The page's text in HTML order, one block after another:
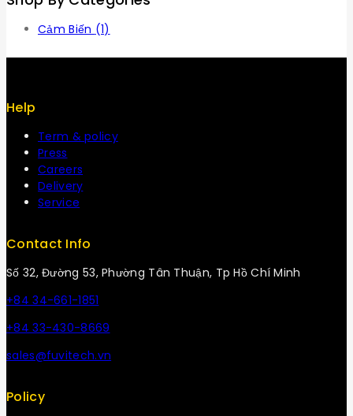
Cảm Biến (1)
Help
Term & policy
Press
Careers
Delivery
Service
Contact Info
Số 32, Đường 53, Phường Tân Thuận, Tp Hồ Chí Minh
+84 34-661-1851
+84 33-430-8669
sales@fuvitech.vn
Policy